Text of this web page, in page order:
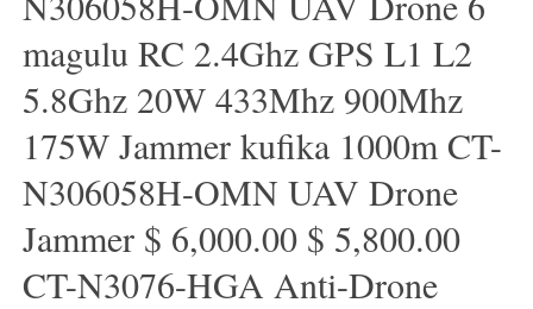
magulu RC 2.4Ghz GPS L1 L2
5.8Ghz 20W 433Mhz 900Mhz
175W Jammer kufika 1000m CT-
N306058H-OMN UAV Drone
Jammer $ 6,000.00 $ 5,800.00
CT-N3076-HGA Anti-Drone